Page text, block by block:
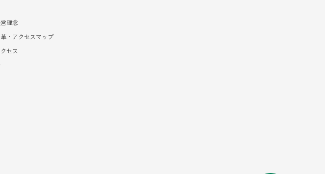
が誠意ある対応して下さり、妥当な価格、最終的な仕上がりやメ
られました。最初大丈夫かなぁと思いましたがお話していると前
下さり、私の希望を聞いて、パナソニックのプランニングの方に
案して下さいました。後は値段の心配です😥本来なら他の業者に
回はカプライさんのみでお願いする事にしました。以前２回お願
、電気工事、ガス工事、大工工事、内装工事の職人さんに申し送
応えてくださり、ストレスなく工事して頂けました。今年は暑さ
生活上の悩みを色々と汲み取って下さり、予算内で最大限に住み
理念
・ アクセスマップ
セス